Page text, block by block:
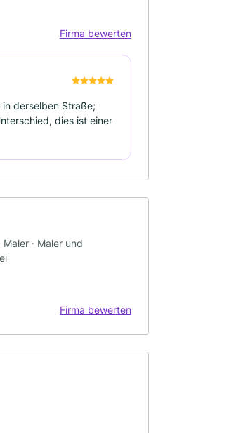
Firma bewerten
derselben Straße;
dies ist einer
· Maler und
Firma bewerten